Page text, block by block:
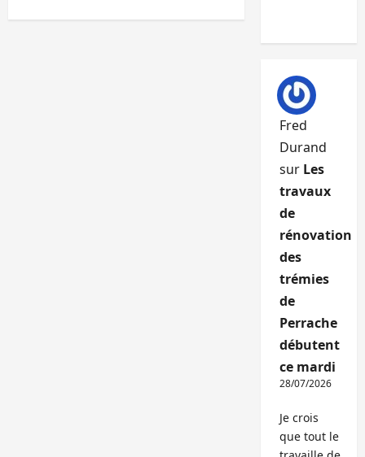
Fred
Durand
sur Les
travaux
de
rénovation
des
trémies
de
Perrache
débutent
ce mardi
28/07/2026
Je crois
que tout le